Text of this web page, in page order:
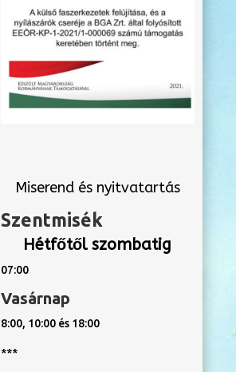
Miserend és nyitvatartás
Szentmisék
Hétfőtől szombatig
07:00
Vasárnap
8:00, 10:00 és 18:00
***